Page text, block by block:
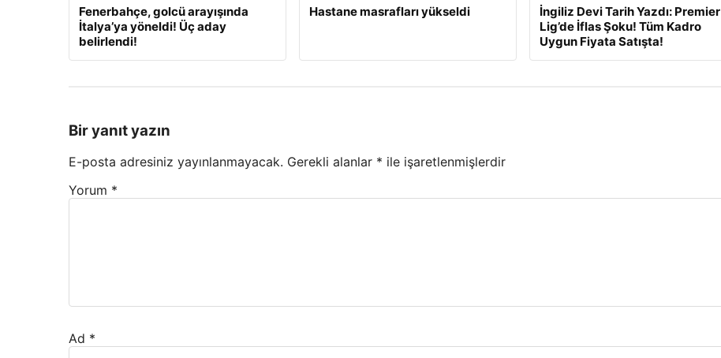
Fenerbahçe, golcü arayışında
İtalya’ya yöneldi! Üç aday
belirlendi!
Hastane masrafları yükseldi
İngiliz Devi Tarih Yazdı: Premier
Lig’de İflas Şoku! Tüm Kadro
Uygun Fiyata Satışta!
Bir yanıt yazın
E-posta adresiniz yayınlanmayacak. Gerekli alanlar * ile işaretlenmişlerdir
Yorum *
Ad *